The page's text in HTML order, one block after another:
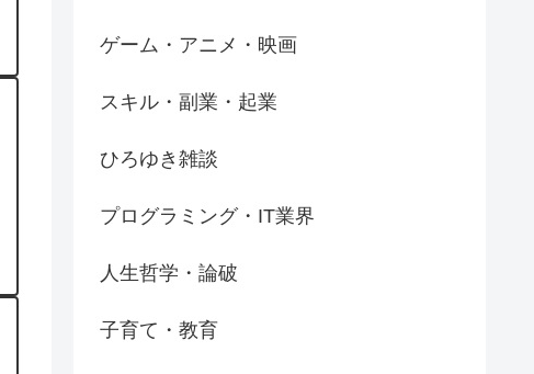
ゲーム・アニメ・映画
スキル・副業・起業
ひろゆき雑談
プログラミング・IT業界
人生哲学・論破
子育て・教育